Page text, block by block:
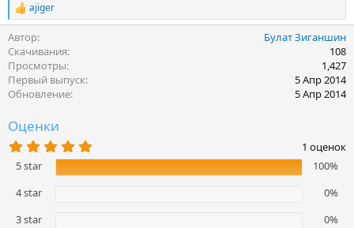
Р
е
а
к
ц
и
и
:
ajiger
Автор
Булат Зиганшин
Скачивания
108
Просмотры
1,427
Первый выпуск
5 Апр 2014
Обновление
5 Апр 2014
Оценки
.
0
0
1 оценок
5 star
100%
4 star
0%
3 star
0%